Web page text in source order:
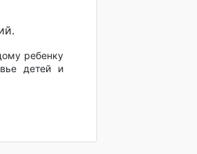
ребенку
детей и